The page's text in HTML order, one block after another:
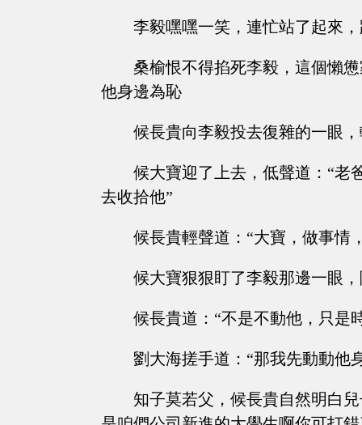
李毅嘿嘿一笑，連忙站了起來
桑榆恨不得掐死李毅，這個懶
他身邊為恥
候長貴向李毅投去復雜的一眼
候大寶迎了上去，低聲道：“老
去收拾他”
候長貴輕聲道：“大寶，做事情
候大寶狠狠盯了李毅那邊一眼
候長貴道：“不是不動他，只是
劉大海搓手道：“那我先動動他
知子莫若父，候長貴自然明白